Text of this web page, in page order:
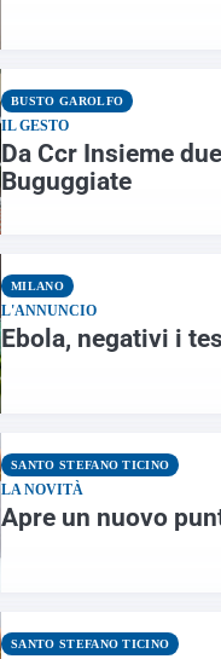
BUSTO GAROLFO
IL GESTO
Da Ccr Insieme
Buguggiate
MILANO
L'ANNUNCIO
Ebola, negativi i
SANTO STEFANO TICINO
LA NOVITÀ
Apre un nuovo
SANTO STEFANO TICINO